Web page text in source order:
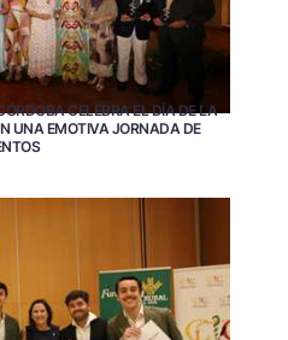
CELEBRA EL DÍA DE LA
UNA EMOTIVA JORNADA DE